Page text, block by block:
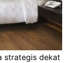
strategis dekat